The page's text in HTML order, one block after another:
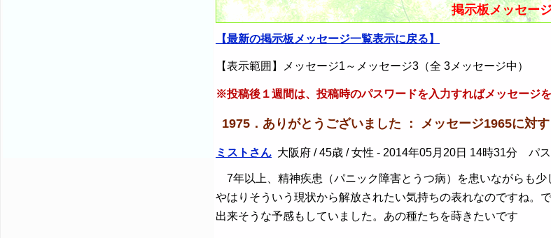
掲示板メッセー
【最新の掲示板メッセージ一覧表示に戻る】
【表示範囲】メッセージ1～メッセージ3（全 3メッセージ中）
※投稿後１週間は、投稿時のパスワードを入力すればメッセージ
1975．ありがとうございました ： メッセージ1965に対
ミストさん 大阪府 / 45歳 / 女性 - 2014年05月20日 14時31分 パ
7年以上、精神疾患（パニック障害とうつ病）を患いながらも少
やはりそういう現状から解放されたい気持ちの表れなのですね。
出来そうな予感もしていました。あの種たちを蒔きたいです